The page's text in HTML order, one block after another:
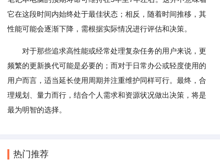
它在这段时间内始终处于最佳状态；相反，随着时间推移，其
性能可能会逐渐下降，需根据实际情况进行评估和决策。
对于那些追求高性能或经常处理复杂任务的用户来说，更
频繁的更新换代可能是必要的；而对于日常办公或轻度使用的
用户而言，适当延长使用周期并注重维护同样可行。最终，合
理规划、量力而行，结合个人需求和资源状况做出决策，将是
最为明智的选择。
热门推荐